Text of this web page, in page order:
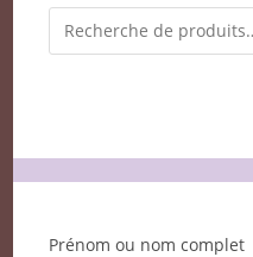
Prénom ou nom complet